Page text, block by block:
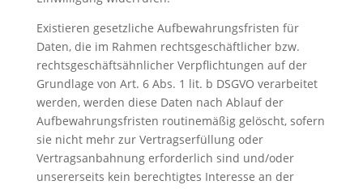
Existieren gesetzliche Aufbewahrungsfristen für
Daten, die im Rahmen rechtsgeschäftlicher bzw.
rechtsgeschäftsähnlicher Verpflichtungen auf der
Grundlage von Art. 6 Abs. 1 lit. b DSGVO verarbeitet
werden, werden diese Daten nach Ablauf der
Aufbewahrungsfristen routinemäßig gelöscht, sofern
sie nicht mehr zur Vertragserfüllung oder
Vertragsanbahnung erforderlich sind und/oder
unsererseits kein berechtigtes Interesse an der